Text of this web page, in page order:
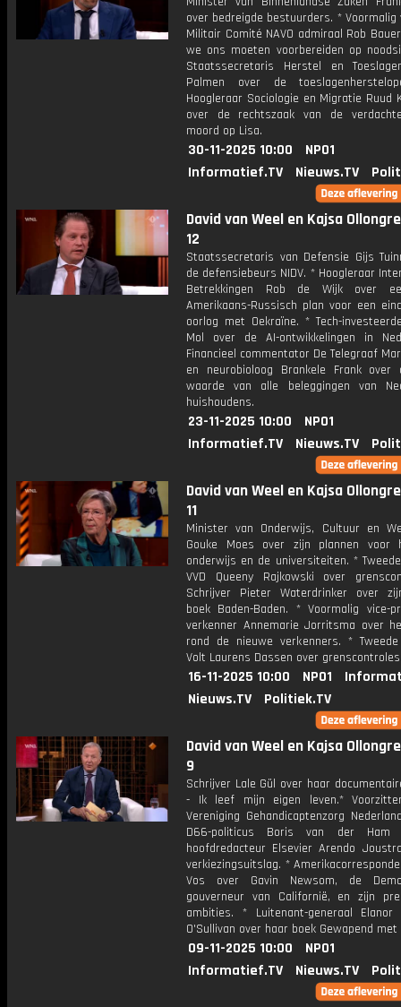
over bedreigde bestuurders. *
Militair Comité NAVO admiraal Rob
we ons moeten voorbereiden op
Staatssecretaris Herstel en
Palmen over de
Hoogleraar Sociologie en Migratie Ruud
over de rechtszaak van de
moord op Lisa.
30-11-2025 10:00
NPO1
Informatief.TV
Nieuws.TV
David van Weel en Kajsa
12
Staatssecretaris van Defensie Gijs
de defensiebeurs NIDV. * Hoogleraar
Betrekkingen Rob de Wijk over
Amerikaans-Russisch plan voor een
oorlog met Oekraïne. * Tech-
Mol over de AI-ontwikkelingen in
Financieel commentator De Telegraaf
en neurobioloog Brankele Frank
waarde van alle beleggingen van
huishoudens.
23-11-2025 10:00
NPO1
Informatief.TV
Nieuws.TV
David van Weel en Kajsa
11
Minister van Onderwijs, Cultuur en
Gouke Moes over zijn plannen voor
onderwijs en de universiteiten. *
VVD Queeny Rajkowski over
Schrijver Pieter Waterdrinker over
boek Baden-Baden. * Voormalig vice-
verkenner Annemarie Jorritsma over
rond de nieuwe verkenners. *
Volt Laurens Dassen over
16-11-2025 10:00 NPO1
Nieuws.TV
Politiek.TV
David van Weel en Kajsa
9
Schrijver Lale Gül over haar
- Ik leef mijn eigen leven.*
Vereniging Gehandicaptenzorg
D66-politicus Boris van der Ham
hoofdredacteur Elsevier Arendo
verkiezingsuitslag. *
Vos over Gavin Newsom, de
gouverneur van Californië, en zijn
ambities. * Luitenant-generaal Elanor
O'Sullivan over haar boek Gewapend met
09-11-2025 10:00
NPO1
Informatief.TV
Nieuws.TV